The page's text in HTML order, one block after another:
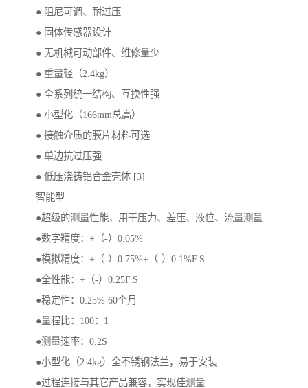
● 阻尼可调、耐过压
● 固体传感器设计
● 无机械可动部件、维修量少
● 重量轻（2.4kg）
● 全系列统一结构、互换性强
● 小型化（166mm总高）
● 接触介质的膜片材料可选
● 单边抗过压强
● 低压浇铸铝合金壳体 [3]
智能型
●超级的测量性能，用于压力、差压、液位、流量测量
●数字精度：+（-）0.05%
●模拟精度：+（-）0.75%+（-）0.1%F.S
●全性能：+（-）0.25F.S
●稳定性：0.25% 60个月
●量程比：100：1
●测量速率：0.2S
●小型化（2.4kg）全不锈钢法兰，易于安装
●过程连接与其它产品兼容，实现佳测量